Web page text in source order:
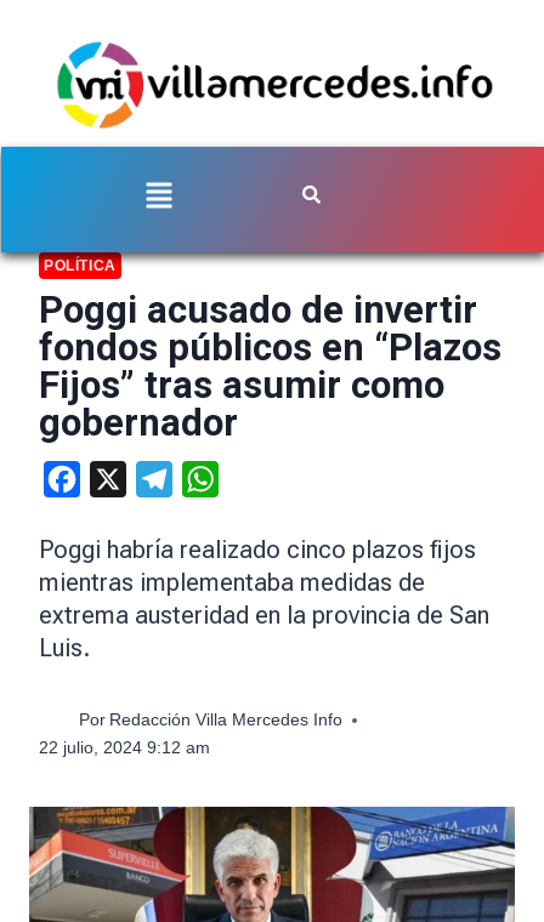
POLÍTICA
Poggi acusado de invertir
fondos públicos en “Plazos
Fijos” tras asumir como
gobernador
Facebook Telegram
Poggi habría realizado cinco plazos fijos
mientras implementaba medidas de
extrema austeridad en la provincia de San
Luis.
Por Redacción Villa Mercedes Info
22 julio, 2024 9:12 am